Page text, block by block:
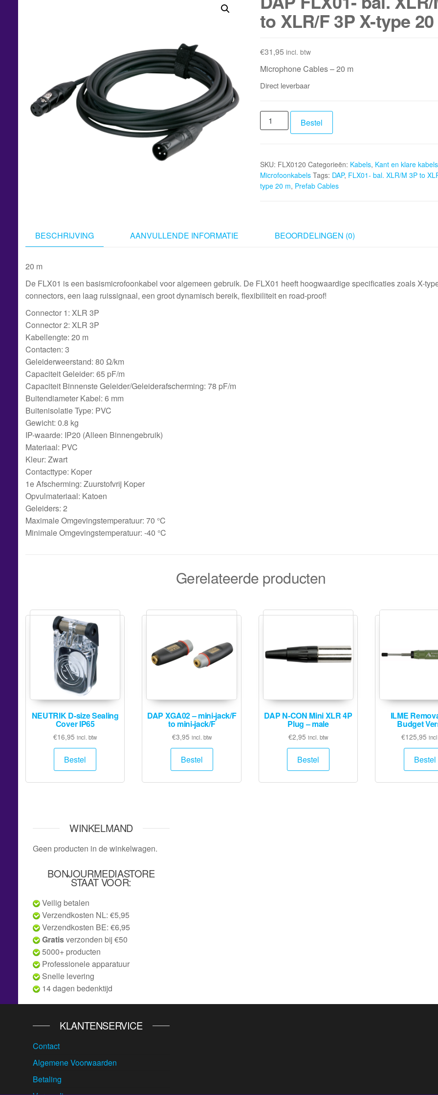
to XLR/F 3P X-type
€31,95 incl. btw
Microphone Cables – 20 m
Direct leverbaar
DAP
FLX01-
3P
to
XLR/F
Bestel
SKU: FLX0120 Categorieën: Kabels, Kant en klare kabels
Microfoonkabels Tags: DAP, FLX01- bal. XLR/M 3P to
type 20 m, Prefab Cables
BESCHRIJVING AANVULLENDE INFORMATIE BEOORDELINGEN (0)
20 m
De FLX01 is een basismicrofoonkabel voor algemeen gebruik. De FLX01 heeft hoogwaardige specificaties zoals X-
connectors, een laag ruissignaal, een groot dynamisch bereik, flexibiliteit en road-proof!
Connector 1: XLR 3P
Connector 2: XLR 3P
Kabellengte: 20 m
Contacten: 3
Geleiderweerstand: 80 Ω/km
Capaciteit Geleider: 65 pF/m
Capaciteit Binnenste Geleider/Geleiderafscherming: 78 pF/m
Buitendiameter Kabel: 6 mm
Buitenisolatie Type: PVC
Gewicht: 0.8 kg
IP-waarde: IP20 (Alleen Binnengebruik)
Materiaal: PVC
Kleur: Zwart
Contacttype: Koper
1e Afscherming: Zuurstofvrij Koper
Opvulmateriaal: Katoen
Geleiders: 2
Maximale Omgevingstemperatuur: 70 °C
Minimale Omgevingstemperatuur: -40 °C
Gerelateerde producten
NEUTRIK D-size Sealing
Cover IP65
€16,95 incl. btw
Bestel
DAP XGA02 – mini-jack/F
to mini-jack/F
€3,95 incl. btw
Bestel
DAP N-CON Mini XLR 4P
Plug – male
€2,95 incl. btw
Bestel
ILME
Budget
€125,95
Bestel
WINKELMAND
Geen producten in de winkelwagen.
BONJOURMEDIASTORE
STAAT VOOR:
Veilig betalen
Verzendkosten NL: €5,95
Verzendkosten BE: €6,95
Gratisverzonden bij €50
5000+ producten
Professionele apparatuur
Snelle levering
14 dagen bedenktijd
KLANTENSERVICE
Contact
Algemene Voorwaarden
Betaling